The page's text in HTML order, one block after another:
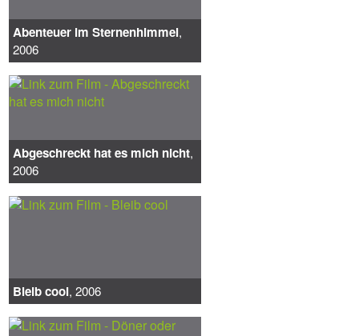
Abenteuer im Sternenhimmel,
2006
Abgeschreckt hat es mich nicht,
2006
Bleib cool, 2006